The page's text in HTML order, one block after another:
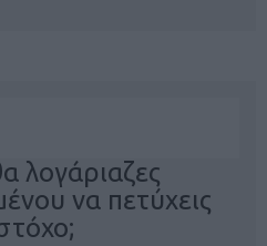
λογάριαζες
να πετύχεις